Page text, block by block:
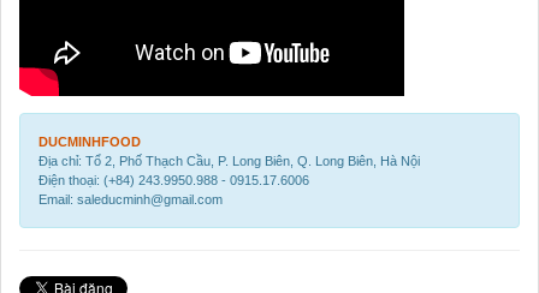
DUCMINHFOOD
Địa chỉ: Tổ 2, Phố Thạch Cầu, P. Long Biên, Q. Long Biên, Hà Nội
Điện thoại: (+84) 243.9950.988 - 0915.17.6006
Email: saleducminh@gmail.com